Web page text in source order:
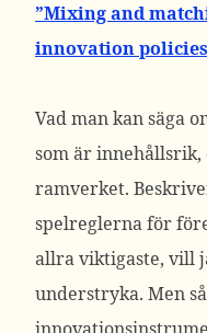
”Mixing and
innovation
Vad man kan säga
som är
ramverket.
spelreglerna för
allra viktigaste, vill
understryka. Men